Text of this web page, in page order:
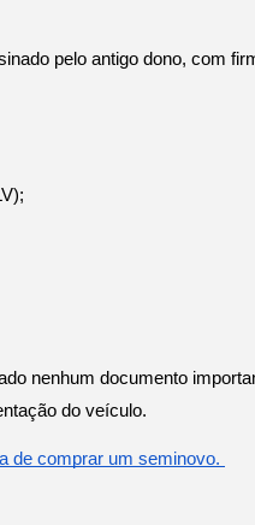
pelo antigo dono, com
nenhum documento
do veículo.
de comprar um seminovo.